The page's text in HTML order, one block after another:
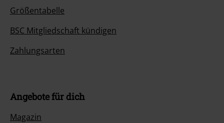
Größentabelle
BSC Mitgliedschaft kündigen
Zahlungsarten
Angebote für dich
Magazin